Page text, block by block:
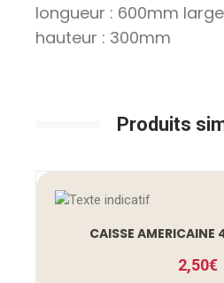
longueur : 600mm
hauteur : 300mm
Produits
CAISSE
2,50€